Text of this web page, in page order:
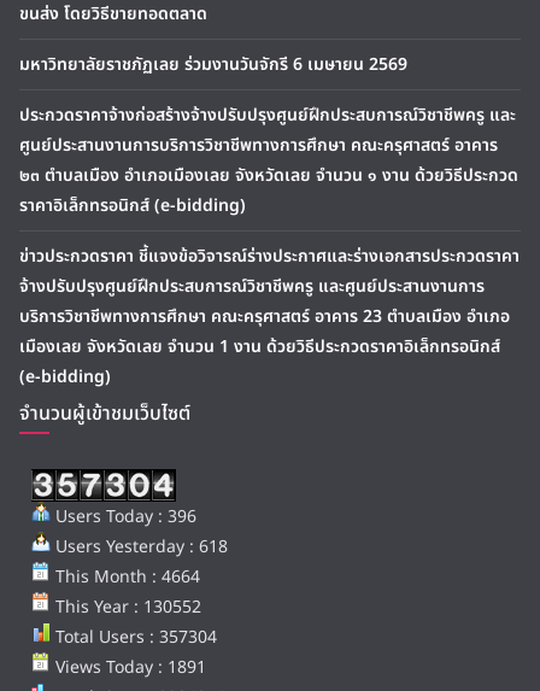
ขนส่ง โดยวิธีขายทอดตลาด
มหาวิทยาลัยราชภัฏเลย ร่วมงานวันจักรี 6 เมษายน 2569
ประกวดราคาจ้างก่อสร้างจ้างปรับปรุงศูนย์ฝึกประสบการณ์วิชาชีพครู และ
ศูนย์ประสานงานการบริการวิชาชีพทางการศึกษา คณะครุศาสตร์ อาคาร
๒๓ ตำบลเมือง อำเภอเมืองเลย จังหวัดเลย จำนวน ๑ งาน ด้วยวิธีประกวด
ราคาอิเล็กทรอนิกส์ (e-bidding)
ข่าวประกวดราคา ชี้แจงข้อวิจารณ์ร่างประกาศและร่างเอกสารประกวดราคา
จ้างปรับปรุงศูนย์ฝึกประสบการณ์วิชาชีพครู และศูนย์ประสานงานการ
บริการวิชาชีพทางการศึกษา คณะครุศาสตร์ อาคาร 23 ตำบลเมือง อำเภอ
เมืองเลย จังหวัดเลย จำนวน 1 งาน ด้วยวิธีประกวดราคาอิเล็กทรอนิกส์
(e-bidding)
จำนวนผู้เข้าชมเว็บไซต์
Users Today : 396
Users Yesterday : 618
This Month : 4664
This Year : 130552
Total Users : 357304
Views Today : 1891